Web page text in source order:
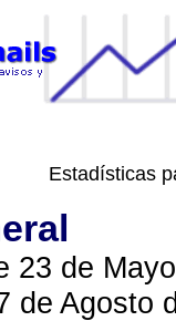
Estadísticas
23 de
de Agosto